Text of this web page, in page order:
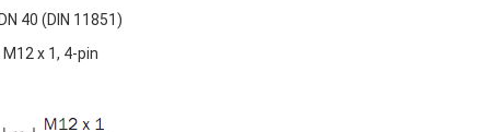
40 (DIN 11851)
x 1, 4-pin